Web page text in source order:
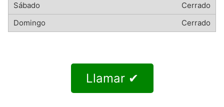
Cerrado
Cerrado
Llamar ✔